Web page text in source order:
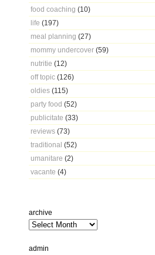
food coaching (10)
life (197)
meal planning (27)
mommy undercover (59)
nutritie (12)
off topic (126)
oldies (115)
party food (52)
publicitate (33)
reviews (73)
traditional (52)
umanitare (2)
vacante (4)
archive
admin